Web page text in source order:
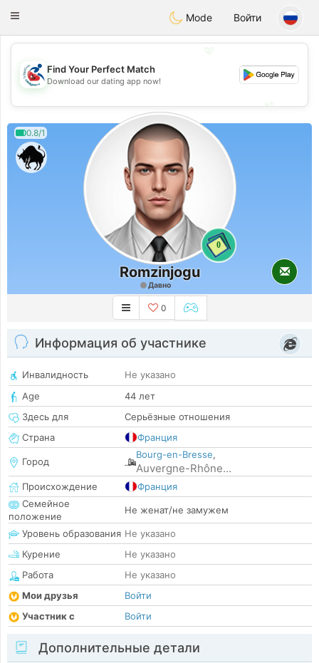
Handi Space
Toggle
Mode Войти
💖
💕
Find Your Perfect Match
Download our dating app now!
0.8/1
0
Romzinjogu
Давно
0
Информация об участнике
Инвалидность
Не указано
Age
44 лет
Здесь для
Серьёзные отношения
Страна
Франция
Город
Bourg-en-Bresse,
Auvergne-Rhône...
Происхождение
Франция
Семейное
положение
Не женат/не замужем
Уровень образования Не указано
Курение
Не указано
Работа
Не указано
Мои друзья
Войти
Участник с
Войти
Дополнительные детали